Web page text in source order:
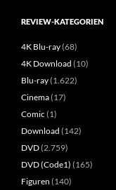
REVIEW-KATEGORIEN
4K Blu-ray(68)
4K Download (10)
Blu-ray(1.622)
Cinema(17)
Comic (1)
Download (142)
DVD(2.759)
DVD (Code1) (165)
Figuren (140)